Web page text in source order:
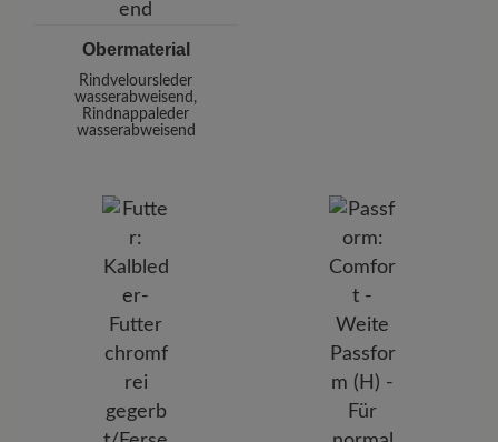
Obermaterial
Rindveloursleder
wasserabweisend,
Rindnappaleder
wasserabweisend